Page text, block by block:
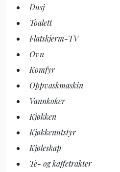
Dusj
Toalett
Flatskjerm-TV
Ovn
Komfyr
Oppvaskmaskin
Vannkoker
Kjøkken
Kjøkkenutstyr
Kjøleskap
Te- og kaffetrakter